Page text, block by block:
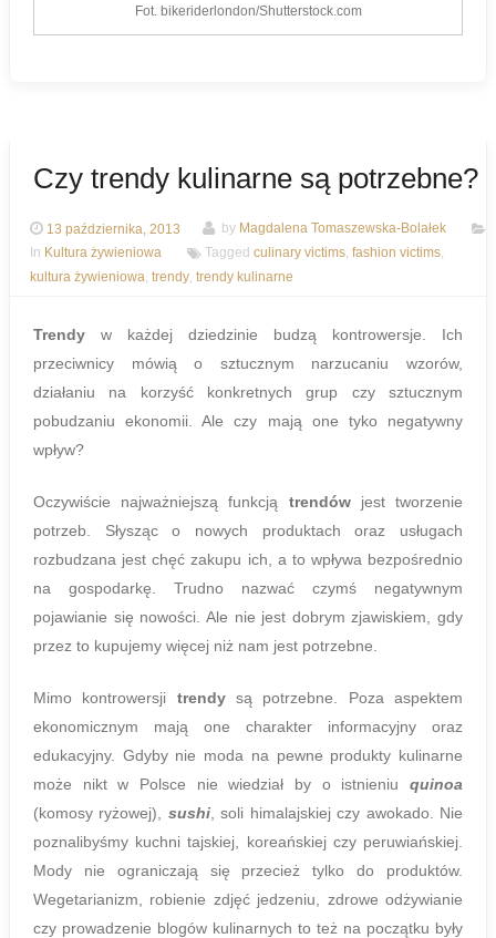
Fot. bikeriderlondon/Shutterstock.com
Czy trendy kulinarne są potrzebne?
13 października, 2013 by Magdalena Tomaszewska-Bolałek
In Kultura żywieniowa Tagged culinary victims, fashion victims,
kultura żywieniowa, trendy, trendy kulinarne
Trendy w każdej dziedzinie budzą kontrowersje. Ich
przeciwnicy mówią o sztucznym narzucaniu wzorów,
działaniu na korzyść konkretnych grup czy sztucznym
pobudzaniu ekonomii. Ale czy mają one tyko negatywny
wpływ?
Oczywiście najważniejszą funkcją trendówjest tworzenie
potrzeb. Słysząc o nowych produktach oraz usługach
rozbudzana jest chęć zakupu ich, a to wpływa bezpośrednio
na gospodarkę. Trudno nazwać czymś negatywnym
pojawianie się nowości. Ale nie jest dobrym zjawiskiem, gdy
przez to kupujemy więcej niż nam jest potrzebne.
Mimo kontrowersji trendysą potrzebne. Poza aspektem
ekonomicznym mają one charakter informacyjny oraz
edukacyjny. Gdyby nie moda na pewne produkty kulinarne
może nikt w Polsce nie wiedział by o istnieniu quinoa
(komosy ryżowej),
sushi, soli himalajskiej czy awokado. Nie
poznalibyśmy kuchni tajskiej, koreańskiej czy peruwiańskiej.
Mody nie ograniczają się przecież tylko do produktów.
Wegetarianizm, robienie zdjęć jedzeniu, zdrowe odżywianie
czy prowadzenie blogów kulinarnych to też na początku były